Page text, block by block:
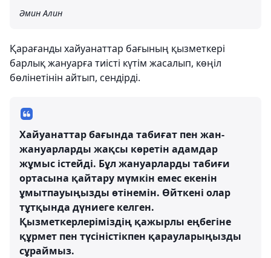
Әмин Алин
Қарағанды ​​хайуанаттар бағының қызметкері
барлық жануарға тиісті күтім жасалып, көңіл
бөлінетінін айтып, сендірді.
Хайуанаттар бағында табиғат пен жан-
жануарларды жақсы көретін адамдар
жұмыс істейді. Бұл жануарларды табиғи
ортасына қайтару мүмкін емес екенін
ұмытпауыңызды өтінемін. Өйткені олар
тұтқында дүниеге келген.
Қызметкерлеріміздің қажырлы еңбегіне
құрмет пен түсіністікпен қарауларыңызды
сұраймыз.